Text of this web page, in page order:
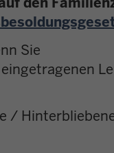
Sie
/